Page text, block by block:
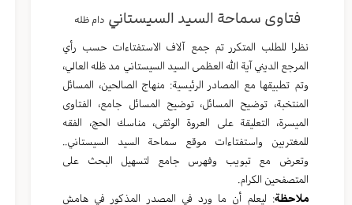
فتاوى سماحة السيد السيستاني دام ظله
نظرا للطلب المتكرر تم جمع آلاف الاستفتاءات حسب رأي
المرجع الديني آية الله العظمى السيد السيستاني مد ظله العالي،
وتم تطبيقها مع المصادر الرئيسية: منهاج الصالحين، المسائل
المنتخبة، توضيح المسائل، توضيح المسائل جامع، الفتاوى
الميسرة، التعليقة على العروة الوثقى، مناسك الحج، الفقه
للمغتربين واستفتاءات موقع سماحة السيد السيستاني..
وتعرض مع تبويب وفهرس جامع لتسهيل البحث على
المتصفحين الكرام.
ملاحظة: ليعلم أن ما ورد في المصدر المذكور في هامش